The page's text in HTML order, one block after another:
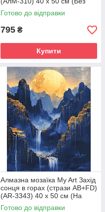
підрамника)
Готово до відправки
795 ₴
Купити
Алмазна мозаїка My Art Захід
сонця в горах (стрази AB+FD)
(AR-3343) 40 х 50 см (На
підрамнику)
Готово до відправки